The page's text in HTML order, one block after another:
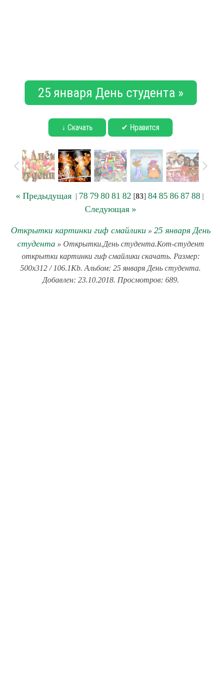
25 января День студента »
↓ Скачать ✔ Нравится
« Предыдущая| 78 79 80 81 82 [83] 84 85 86 87 88|
Следующая »
Открытки картинки гиф смайлики» 25 января День
студента» Открытки.День студента.Кот-студент
открытки картинки гиф смайлики скачать. Размер:
500x312 / 106.1Kb. Альбом: 25 января День студента.
Добавлен: 23.10.2018. Просмотров: 689.